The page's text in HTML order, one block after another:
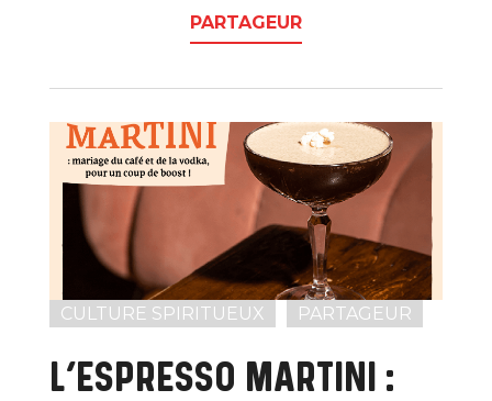
PARTAGEUR
CULTURE SPIRITUEUX PARTAGEUR
L’ESPRESSO MARTINI :